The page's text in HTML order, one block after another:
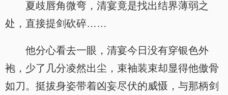
夏歧唇角微弯，清宴竟是找出结界薄弱之
处，直接提剑砍碎……
他分心看去一眼，清宴今日没有穿银色外
袍，少了几分凌然出尘，束袖装束却显得他傲骨
如刀。挺拔身姿带着凶妄尽伏的威慑，与那柄剑